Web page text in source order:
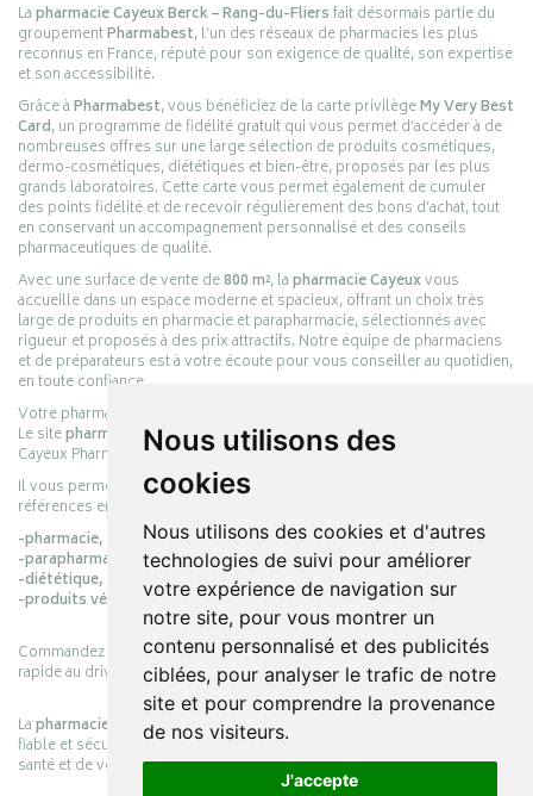
Nous utilisons des
cookies
Nous utilisons des cookies et d'autres
technologies de suivi pour améliorer
votre expérience de navigation sur
notre site, pour vous montrer un
contenu personnalisé et des publicités
ciblées, pour analyser le trafic de notre
site et pour comprendre la provenance
de nos visiteurs.
J'accepte
Lapharmacie Cayeux Berck – Rang-du-Fliersfait désormais partie du
groupementPharmabest, l’un des réseaux de pharmacies les plus
reconnus en France, réputé pour son exigence de qualité, son expertise
et son accessibilité.
Grâce àPharmabest, vous bénéficiez de la carte privilègeMy Very Best
Card, un programme de fidélité gratuit qui vous permet d’accéder à de
nombreuses offres sur une large sélection de produits cosmétiques,
dermo-cosmétiques, diététiques et bien-être, proposés par les plus
grands laboratoires. Cette carte vous permet également de cumuler
des points fidélité et de recevoir régulièrement des bons d’achat, tout
en conservant un accompagnement personnalisé et des conseils
pharmaceutiques de qualité.
Avec une surface de vente de800 m², lapharmacie Cayeuxvous
accueille dans un espace moderne et spacieux, offrant un choix très
large de produits en pharmacie et parapharmacie, sélectionnés avec
rigueur et proposés à des prix attractifs. Notre équipe de pharmaciens
et de préparateurs est à votre écoute pour vous conseiller au quotidien,
en toute confiance.
Votre pharmacie en ligne :
Le sitepharmacie-cayeux.frest le prolongement digital de la pharmacie
Cayeux Pharmabest Berck-sur-Mer – Rang-du-Fliers.
Il vous permet de réaliser vos achats en ligne parmi des milliers de
références en :
-pharmacie,
-parapharmacie,
-diététique,
-produits vétérinaires.
Commandez simplement vos produits en ligne et choisissez le retrait
rapide au drive ou la livraison à domicile, en toute simplicité.
Lapharmacie Cayeuxs’engage à vous offrir une expérience pratique,
fiable et sécurisée, en officine comme en ligne, au service de votre
santé et de votre bien-être.